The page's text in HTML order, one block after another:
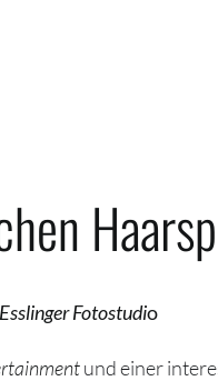
Esslinger Fotostudio
und einer